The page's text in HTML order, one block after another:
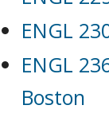
ENGL
ENGL
Boston